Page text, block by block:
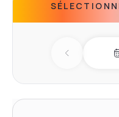
Previous